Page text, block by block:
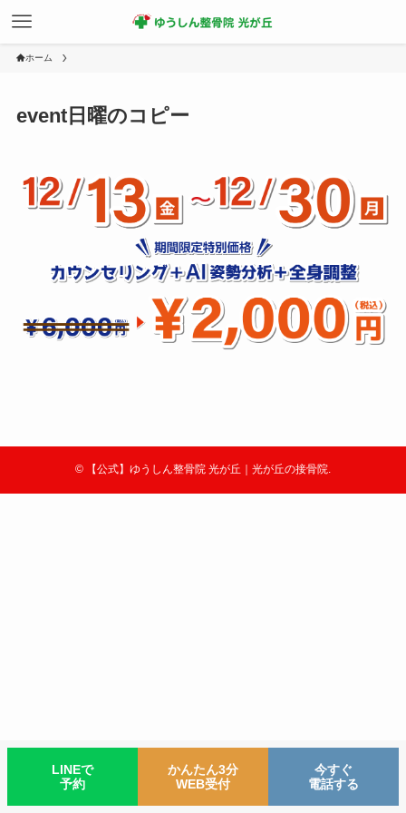
ホーム
event日曜のコピー
© 【公式】ゆうしん整骨院 光が丘｜光が丘の接骨院.
LINEで
予約
かんたん3分
WEB受付
今すぐ
電話する